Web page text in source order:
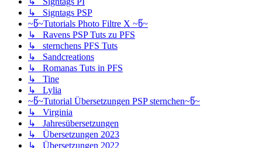
↳ Signtags PSP
~წ~Tutorials Photo Filtre X ~წ~
↳ Ravens PSP Tuts zu PFS
↳ sternchens PFS Tuts
↳ Sandcreations
↳ Romanas Tuts in PFS
↳ Tine
↳ Lylia
~წ~Tutorial Übersetzungen PSP sternchen~წ~
↳ Virginia
↳ Jahresübersetzungen
↳ Übersetzungen 2023
↳ Übersetzungen 2022